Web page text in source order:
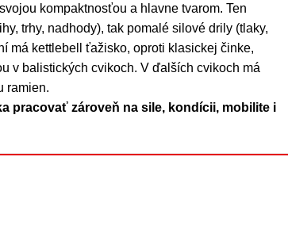
kompaktnosťou a hlavne tvarom. Ten
trhy, nadhody), tak pomalé silové drily (tlaky,
má kettlebell ťažisko, oproti klasickej činke,
v balistických cvikoch. V ďalších cvikoch má
ramien.
pracovať zároveň na sile, kondícii, mobilite i